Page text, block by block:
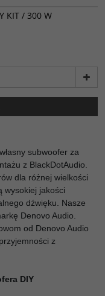
KIT / 300 W
subwoofer za
z BlackDotAudio.
dla różnej wielkości
wysokiej jakości
dźwięku. Nasze
Denovo Audio.
od Denovo Audio
z
DIY